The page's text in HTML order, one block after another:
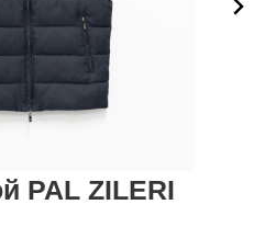
PAL ZILERI